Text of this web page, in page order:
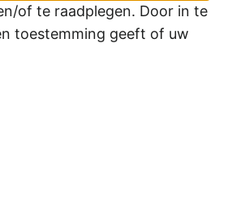
of te raadplegen. Door in te
toestemming geeft of uw